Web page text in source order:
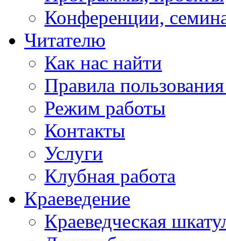
Конференции,
Читателю
Как нас найти
Правила
Режим работы
Контакты
Услуги
Клубная работа
Краеведение
Краеведческая